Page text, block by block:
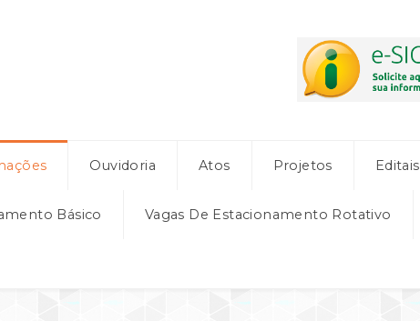
Ouvidoria Atos Projetos Editais
Básico Vagas De Estacionamento Rotativo